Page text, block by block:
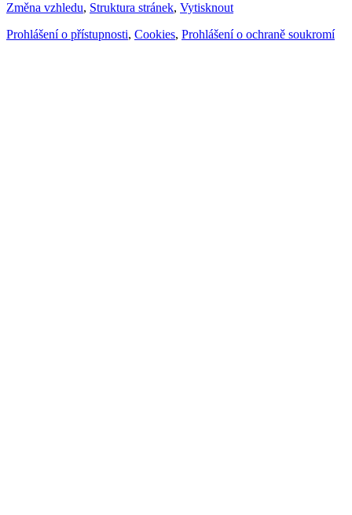
Změna vzhledu, Struktura stránek, Vytisknout
Prohlášení o přístupnosti, Cookies, Prohlášení o ochraně soukromí